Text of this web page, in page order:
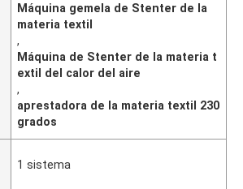
Máquina gemela de Stenter de la
materia textil
,
Máquina de Stenter de la materia t
extil del calor del aire
,
aprestadora de la materia textil 230
grados
1 sistema